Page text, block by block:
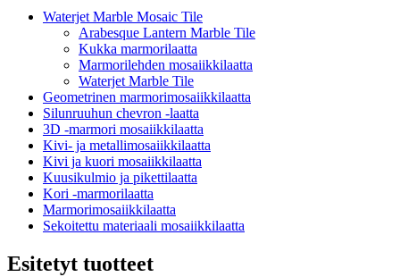
Waterjet Marble Mosaic Tile
Arabesque Lantern Marble Tile
Kukka marmorilaatta
Marmorilehden mosaiikkilaatta
Waterjet Marble Tile
Geometrinen marmorimosaiikkilaatta
Silunruuhun chevron -laatta
3D -marmori mosaiikkilaatta
Kivi- ja metallimosaiikkilaatta
Kivi ja kuori mosaiikkilaatta
Kuusikulmio ja pikettilaatta
Kori -marmorilaatta
Marmorimosaiikkilaatta
Sekoitettu materiaali mosaiikkilaatta
Esitetyt tuotteet